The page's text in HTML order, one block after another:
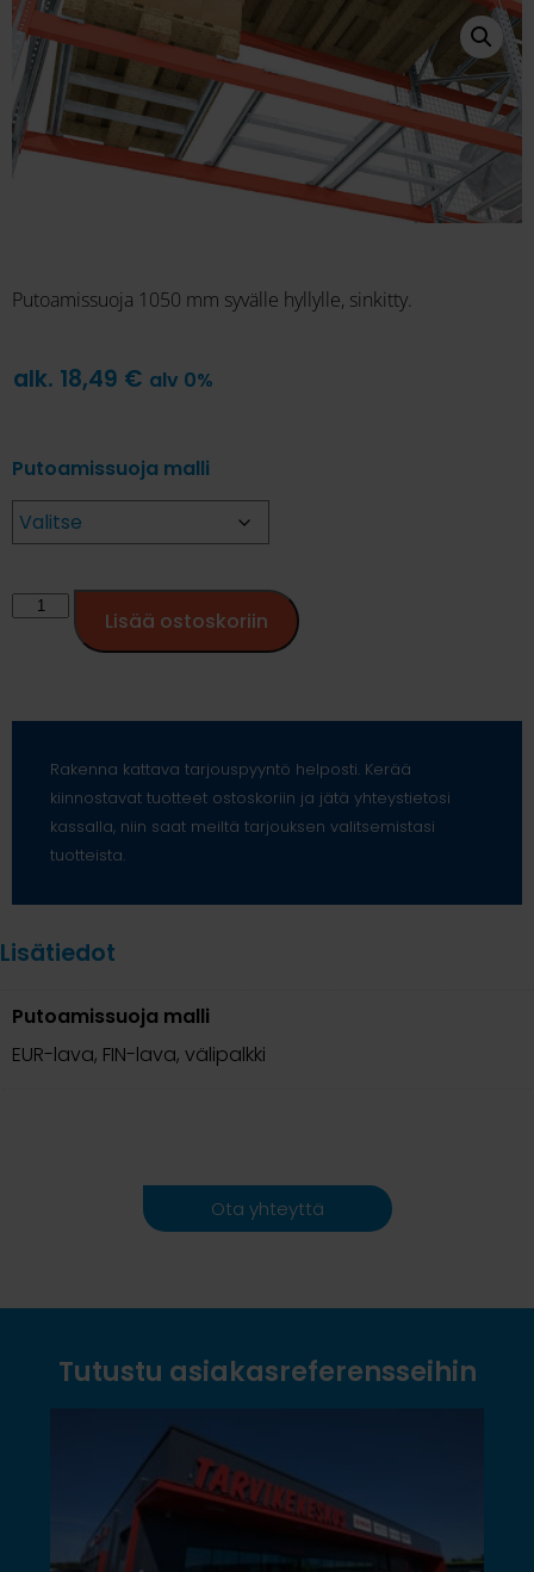
Putoamissuoja 1050 mm syvälle hyllylle, sinkitty.
alk. 18,49 € alv 0%
Putoamissuoja malli
Lisää ostoskoriin
Rakenna kattava tarjouspyyntö helposti. Kerää
kiinnostavat tuotteet ostoskoriin ja jätä yhteystietosi
kassalla, niin saat meiltä tarjouksen valitsemistasi
tuotteista.
Lisätiedot
Putoamissuoja malli
EUR-lava, FIN-lava, välipalkki
Ota yhteyttä
Tutustu asiakasreferensseihin